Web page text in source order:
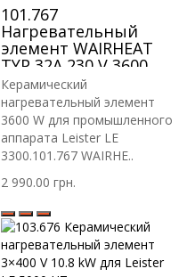
101.767
Нагревательный
элемент WAIRHEAT
TYP 32A 230 V 3600 W
Ø44 мм для Leister LE
3300
Керамический
нагревательный элемент
3600 W для промышленного
аппарата Leister LE
3300.101.767 WAIRHE..
2 990.00 грн.